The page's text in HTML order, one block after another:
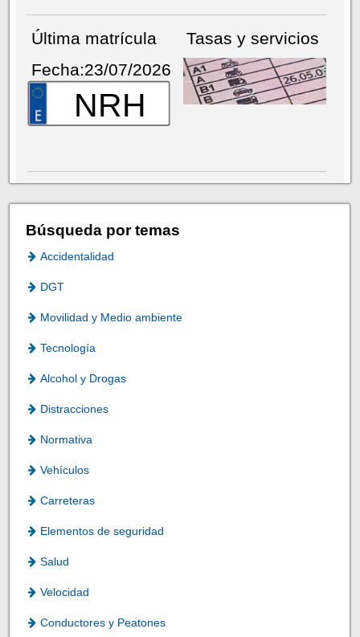
Última matrícula
Fecha:23/07/2026
NRH
Tasas y servicios
Búsqueda por temas
Accidentalidad
DGT
Movilidad y Medio ambiente
Tecnología
Alcohol y Drogas
Distracciones
Normativa
Vehículos
Carreteras
Elementos de seguridad
Salud
Velocidad
Conductores y Peatones